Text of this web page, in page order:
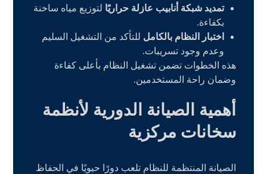
تمديد شبكة أنابيب عازلة حراريًا لتوزيع مياه ساخنة
بكفاءة.
اختبار النظام بالكامل للتأكد من التشغيل السليم
وعدم وجود تسريبات.
هذه الخطوات تضمن تشغيل النظام بأعلى كفاءة
وضمان راحة المستخدمين.
أهمية الصيانة الدورية لأنظمة
سخانات مركزية
الصيانة المنتظمة للنظام تلعب دورًا حيويًا في الحفاظ